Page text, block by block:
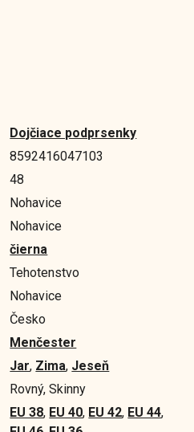
Dojčiace podprsenky
8592416047103
48
Nohavice
Nohavice
čierna
Tehotenstvo
Nohavice
Česko
Menčester
Jar, Zima, Jeseň
Rovný, Skinny
EU 38, EU 40, EU 42, EU 44,